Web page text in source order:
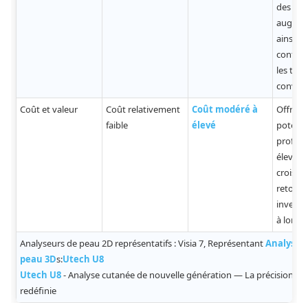
des
ainsi la
les
Coût et valeur
Coût relativement
faible
Coût modéré à
élevé
Offre
profit
élevé
retour
à long
Analyseurs de peau 2D représentatifs : Visia 7, Représentant
peau 3Ds:Utech U8
Utech U8- Analyse cutanée de nouvelle génération — La précision 3D
redéfinie